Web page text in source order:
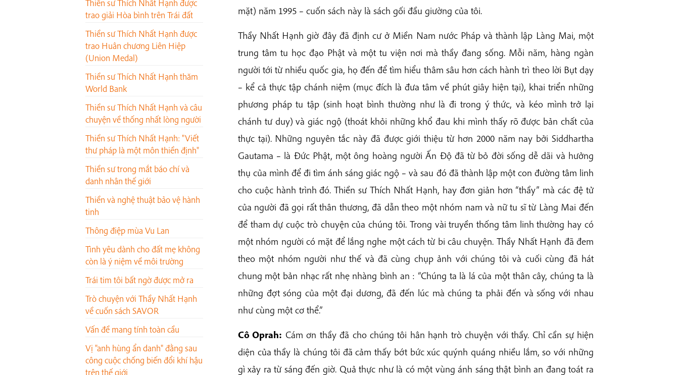
Thiền sư Thích Nhất Hạnh được
trao giải Hòa bình trên Trái đất
Thiền sư Thích Nhất Hạnh được
trao Huân chương Liên Hiệp
(Union Medal)
Thiền sư Thích Nhất Hạnh thăm
World Bank
Thiền sư Thích Nhất Hạnh và câu
chuyện về thống nhất lòng người
Thiền sư Thích Nhất Hạnh: "Viết
thư pháp là một môn thiền định"
Thiền sư trong mắt báo chí và
danh nhân thế giới
Thiền và nghệ thuật bảo vệ hành
tinh
Thông điệp mùa Vu Lan
Tình yêu dành cho đất mẹ không
còn là ý niệm về môi trường
Trái tim tôi bất ngờ được mở ra
Trò chuyện với Thầy Nhất Hạnh
về cuốn sách SAVOR
Vấn đề mang tính toàn cầu
Vị "anh hùng ẩn danh" đằng sau
công cuộc chống biến đổi khí hậu
trên thế giới
mặt) năm 1995 – cuốn sách này là sách gối đầu giường của tôi.
Thầy Nhất Hạnh giờ đây đã định cư ở Miền Nam nước Pháp và thành lập Làng Mai, một
trung tâm tu học đạo Phật và một tu viện nơi mà thầy đang sống. Mỗi năm, hàng ngàn
người tới từ nhiều quốc gia, họ đến để tìm hiểu thâm sâu hơn cách hành trì theo lời Bụt dạy
– kể cả thực tập chánh niệm (mục đích là đưa tâm về phút giây hiện tại), khai triển những
phương pháp tu tập (sinh hoạt bình thường như là đi trong ý thức, và kéo mình trở lại
chánh tư duy) và giác ngộ (thoát khỏi những khổ đau khi mình thấy rõ được bản chất của
thực tại). Những nguyên tắc này đã được giới thiệu từ hơn 2000 năm nay bởi Siddhartha
Gautama – là Đức Phật, một ông hoàng người Ấn Độ đã từ bỏ đời sống dễ dãi và hưởng
thụ của mình để đi tìm ánh sáng giác ngộ – và sau đó đã thành lập một con đường tâm linh
cho cuộc hành trình đó. Thiền sư Thích Nhất Hạnh, hay đơn giản hơn “thầy” mà các đệ tử
của người đã gọi rất thân thương, đã dẫn theo một nhóm nam và nữ tu sĩ từ Làng Mai đến
để tham dự cuộc trò chuyện của chúng tôi. Trong vài truyền thống tâm linh thường hay có
một nhóm người có mặt để lắng nghe một cách từ bi câu chuyện. Thầy Nhất Hạnh đã đem
theo một nhóm người như thế và đã cùng chụp ảnh với chúng tôi và cuối cùng đã hát
chung một bản nhạc rất nhẹ nhàng bình an : “Chúng ta là lá của một thân cây, chúng ta là
những đợt sóng của một đại dương, đã đến lúc mà chúng ta phải đến và sống với nhau
như cùng một cơ thể.”
Cô Oprah: Cám ơn thầy đã cho chúng tôi hân hạnh trò chuyện với thầy. Chỉ cần sự hiện
diện của thầy là chúng tôi đã cảm thấy bớt bức xúc quýnh quáng nhiều lắm, so với những
gì xảy ra từ sáng đến giờ. Quả thực như là có một vùng ánh sáng thật bình an đang toát ra